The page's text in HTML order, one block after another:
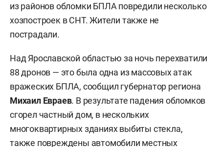
из районов обломки БПЛА повредили несколько
хозпостроек в СНТ. Жители также не
пострадали.
Над Ярославской областью за ночь перехватили
88 дронов — это была одна из массовых атак
вражеских БПЛА, сообщил губернатор региона
Михаил Евраев. В результате падения обломков
сгорел частный дом, в нескольких
многоквартирных зданиях выбиты стекла,
также повреждены автомобили местных